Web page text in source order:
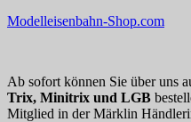
Modelleisenbahn-Shop.com
Ab sofort können Sie über uns
Trix, Minitrix und LGB
Mitglied in der Märklin